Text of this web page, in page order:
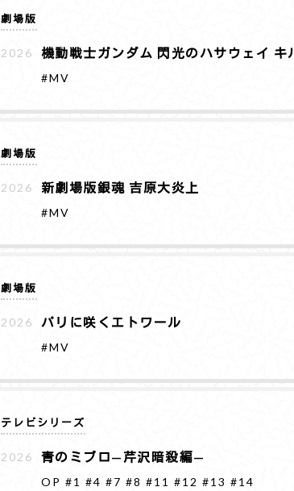
劇場版
2026 機動戦士ガンダム 閃光のハサウェイ キ
#MV
劇場版
2026 新劇場版銀魂 吉原大炎上
#MV
劇場版
2026 パリに咲くエトワール
#MV
テレビシリーズ
2026 青のミブロ—芹沢暗殺編—
OP #1 #4 #7 #8 #11 #12 #13 #14